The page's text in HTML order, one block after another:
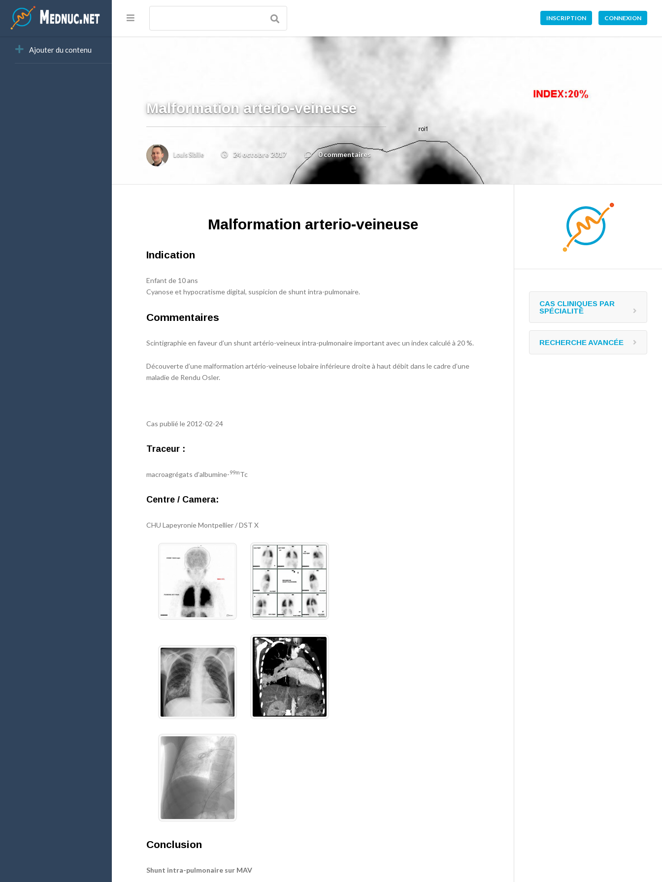
INSCRIPTION CONNEXION
Ajouter du contenu
Malformation arterio-veineuse
Louis Sibille 24 octobre 2017 0 commentaires
Malformation arterio-veineuse
Indication
Enfant de 10 ans
Cyanose et hypocratisme digital, suspicion de shunt intra-pulmonaire.
Commentaires
Scintigraphie en faveur d’un shunt artério-veineux intra-pulmonaire important avec un index calculé à 20 %.
Découverte d’une malformation artério-veineuse lobaire inférieure droite à haut débit dans le cadre d’une
maladie de Rendu Osler.
Cas publié le 2012-02-24
Traceur :
macroagrégats d’albumine-99mTc
Centre / Camera:
CHU Lapeyronie Montpellier / DST X
Conclusion
Shunt intra-pulmonaire sur MAV
CAS CLINIQUES PAR
SPÉCIALITÉ
RECHERCHE AVANCÉE